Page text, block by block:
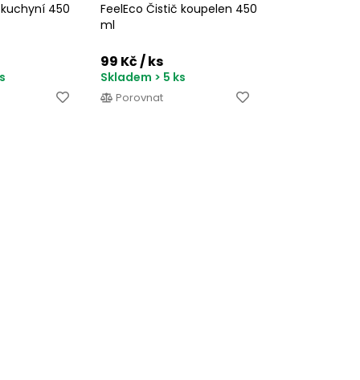
450
FeelEco Čistič koupelen 450
ml
99 Kč/ ks
Skladem > 5 ks
Porovnat